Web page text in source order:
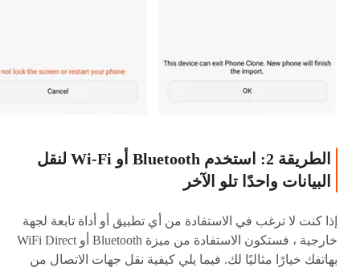
الطريقة 2: استخدم Bluetooth أو Wi-Fi لنقل
البيانات واحدًا تلو الآخر
إذا كنت لا ترغب في الاستفادة من أي تطبيق أو أداة تابعة لجهة
خارجية ، فستكون الاستفادة من ميزة Bluetooth أو WiFi Direct
بهاتفك خيارًا مثاليًا لك. فيما يلي كيفية نقل جهات الاتصال من